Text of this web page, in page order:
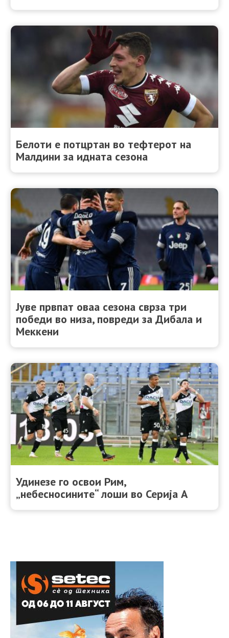
Белоти е потцртан во тефтерот на
Малдини за идната сезона
Јуве првпат оваа сезона сврза три
победи во низа, повреди за Дибала и
Меккени
Удинезе го освои Рим,
„небесносините“ лоши во Серија А